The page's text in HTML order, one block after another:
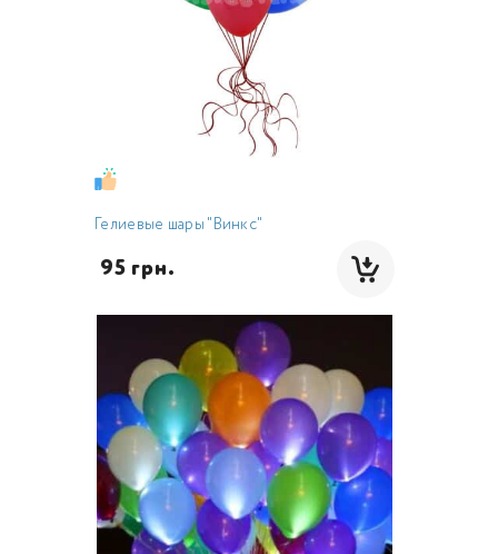
Гелиевые шары "Винкс"
95 грн.